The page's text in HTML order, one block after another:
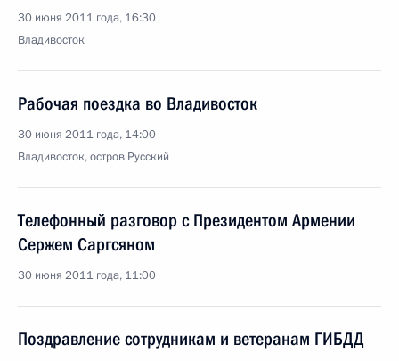
30 июня 2011 года, 16:30
Владивосток
Рабочая поездка во Владивосток
30 июня 2011 года, 14:00
Владивосток, остров Русский
Телефонный разговор с Президентом Армении
Сержем Саргсяном
30 июня 2011 года, 11:00
Поздравление сотрудникам и ветеранам ГИБДД